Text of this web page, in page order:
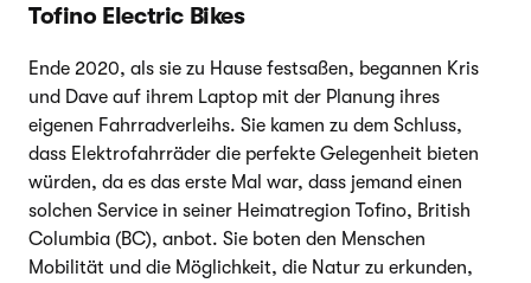
Tofino Electric Bikes
Ende 2020, als sie zu Hause festsaßen, begannen Kris
und Dave auf ihrem Laptop mit der Planung ihres
eigenen Fahrradverleihs. Sie kamen zu dem Schluss,
dass Elektrofahrräder die perfekte Gelegenheit bieten
würden, da es das erste Mal war, dass jemand einen
solchen Service in seiner Heimatregion Tofino, British
Columbia (BC), anbot. Sie boten den Menschen
Mobilität und die Möglichkeit, die Natur zu erkunden,